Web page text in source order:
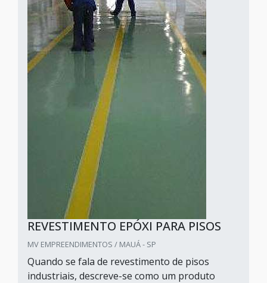
REVESTIMENTO EPÓXI PARA PISOS
MV EMPREENDIMENTOS / MAUÁ - SP
Quando se fala de revestimento de pisos
industriais, descreve-se como um produto